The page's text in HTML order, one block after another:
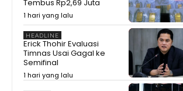
Ekonomi Melejit 34,17%, Tapi
Gubernur Sherly Tanya Apakah
Maatnya Sampai ke Rakyat?
12:37
Bikin Amran Salut! Banyak
Maba Undip Ternyata Sudah
Jadi Bibit Pengusaha
15:02
Bagaimana Rasanya?
Prabowo Cicipi Kripik Ubi Ungu
Tembus Rp2,69 Juta
1 hari yang lalu
HEADLINE
Erick Thohir Evaluasi
Timnas Usai Gagal ke
Semifinal
1 hari yang lalu